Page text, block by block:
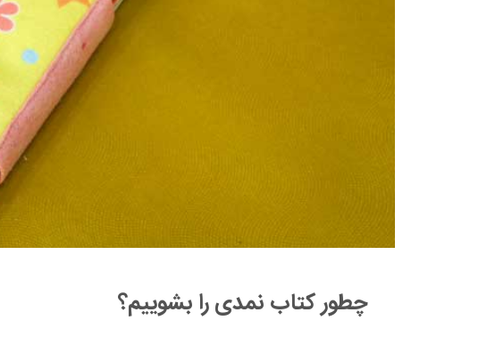
چطور کتاب نمدی را بشوییم؟